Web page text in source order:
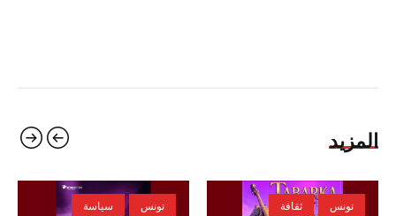
المزيد
تونس ثقافة تونس سياسة